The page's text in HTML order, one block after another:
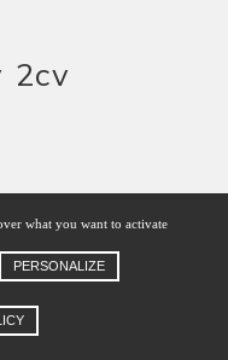
2cv
what you want to activate
PERSONALIZE